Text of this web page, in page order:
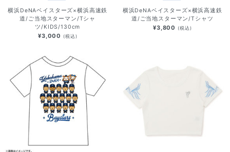
横浜DeNAベイスターズ×横浜高速鉄
道/ご当地スターマン/Tシャ
ツ/KIDS/130cm
¥3,000 (税込)
横浜DeNAベイスターズ×横浜高速鉄
道/ご当地スターマン/Tシャツ
¥3,800 (税込)